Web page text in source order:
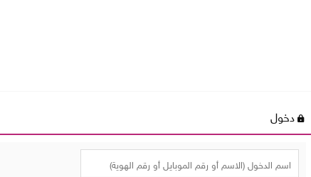
دخول